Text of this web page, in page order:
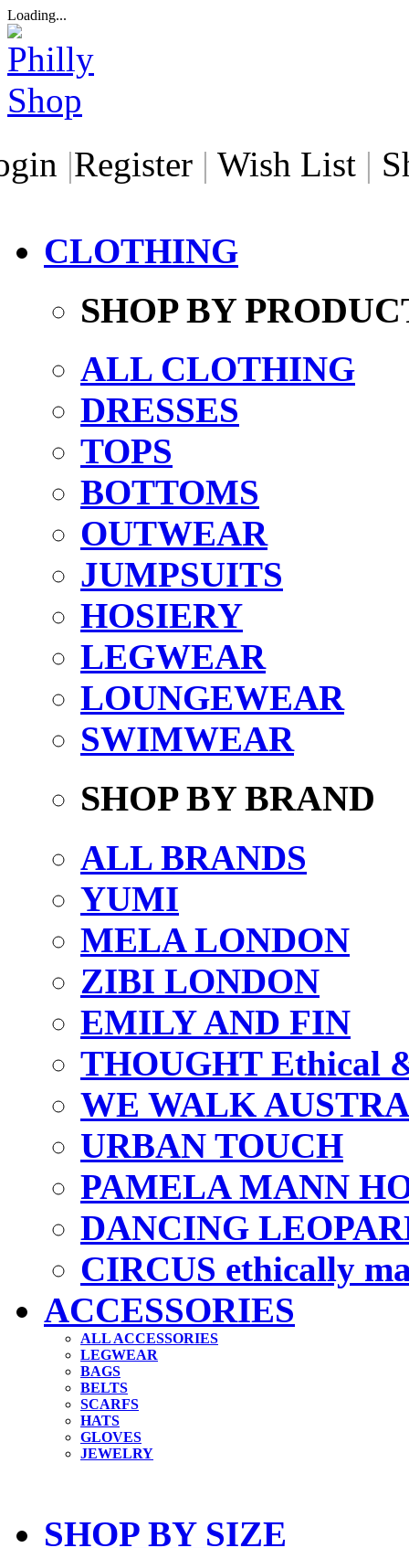
Loading...
|Register | Wish List |
CLOTHING
SHOP BY
ALL CLOTHING
DRESSES
TOPS
BOTTOMS
OUTWEAR
JUMPSUITS
HOSIERY
LEGWEAR
LOUNGEWEAR
SWIMWEAR
SHOP BY BRAND
ALL BRANDS
YUMI
MELA LONDON
ZIBI LONDON
EMILY AND FIN
THOUGHT Ethical
WE WALK
URBAN TOUCH
PAMELA MANN
DANCING
CIRCUS ethically
ACCESSORIES
ALL ACCESSORIES
LEGWEAR
BAGS
BELTS
SCARFS
HATS
GLOVES
JEWELRY
SHOP BY SIZE